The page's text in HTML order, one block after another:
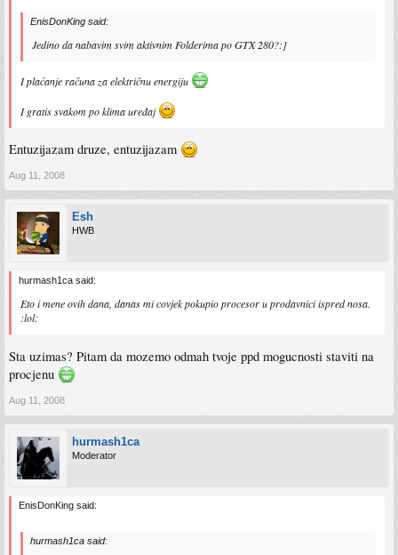
EnisDonKing said:
Jedino da nabavim svim aktivnim Folderima po GTX 280?:]
I plaćanje računa za električnu energiju
I gratis svakom po klima uređaj
Entuzijazam druze, entuzijazam
Aug 11, 2008
Esh
HWB
hurmash1ca said:
Eto i mene ovih dana, danas mi covjek pokupio procesor u prodavnici ispred nosa.
:lol:
Sta uzimas? Pitam da mozemo odmah tvoje ppd mogucnosti staviti na
procjenu
Aug 11, 2008
hurmash1ca
Moderator
EnisDonKing said:
hurmash1ca said: